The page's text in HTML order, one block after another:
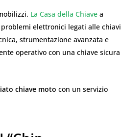
La Casa della Chiave a
elettronici legati alle chiavi
strumentazione avanzata e
operativo con una chiave sicura
chiave moto con un servizio